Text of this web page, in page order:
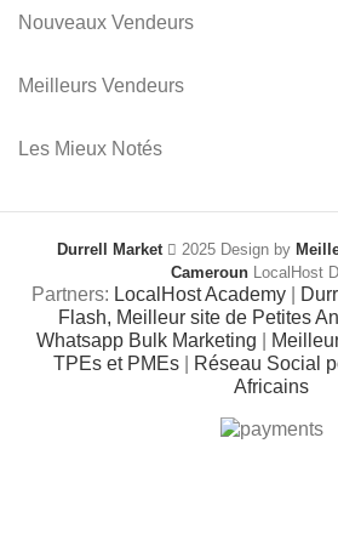
Nouveaux Vendeurs
Meilleurs Vendeurs
Les Mieux Notés
Durrell Market 2025 Design by
Cameroun LocalHost
Partners: LocalHost Academy|
Flash, Meilleur site de Petites
Whatsapp Bulk Marketing
TPEs et PMEs
Réseau Social
Africains